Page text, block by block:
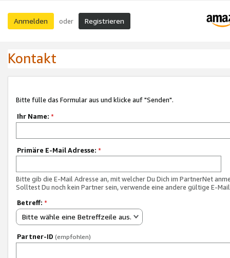
Anmelden oder Registrieren
Kontakt
Bitte fülle das Formular aus und klicke auf "Senden".
Ihr Name: *
Primäre E-Mail Adresse: *
Bitte gib die E-Mail Adresse an, mit welcher Du Dich im PartnerNet
Solltest Du noch kein Partner sein, verwende eine andere gültige E-
Betreff: *
Bitte wähle eine Betreffzeile aus.
Partner-ID (empfohlen)